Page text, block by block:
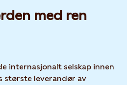
med ren
internasjonalt selskap innen
største leverandør av